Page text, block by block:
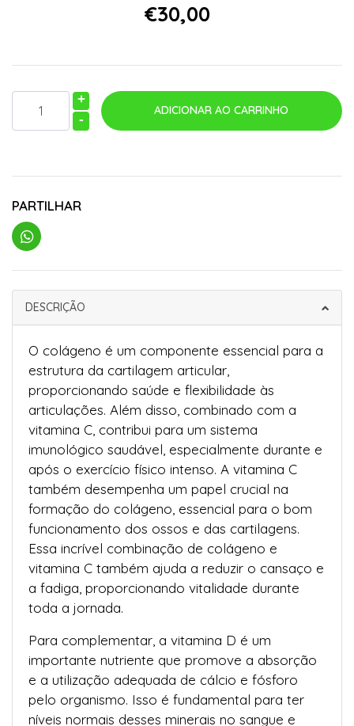
€30,00
+
-
PARTILHAR
DESCRIÇÃO
O colágeno é um componente essencial para a
estrutura da cartilagem articular,
proporcionando saúde e flexibilidade às
articulações. Além disso, combinado com a
vitamina C, contribui para um sistema
imunológico saudável, especialmente durante e
após o exercício físico intenso. A vitamina C
também desempenha um papel crucial na
formação do colágeno, essencial para o bom
funcionamento dos ossos e das cartilagens.
Essa incrível combinação de colágeno e
vitamina C também ajuda a reduzir o cansaço e
a fadiga, proporcionando vitalidade durante
toda a jornada.
Para complementar, a vitamina D é um
importante nutriente que promove a absorção
e a utilização adequada de cálcio e fósforo
pelo organismo. Isso é fundamental para ter
níveis normais desses minerais no sangue e